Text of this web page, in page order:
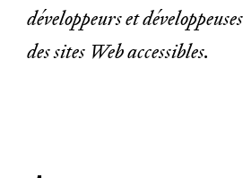
développeurs et
des sites Web accessibles.